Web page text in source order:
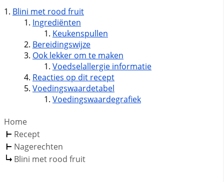
Blini met rood fruit
Ingrediënten
Keukenspullen
Bereidingswijze
Ook lekker om te maken
Voedselallergie informatie
Reacties op dit recept
Voedingswaardetabel
Voedingswaardegrafiek
Home
Recept
Nagerechten
Blini met rood fruit